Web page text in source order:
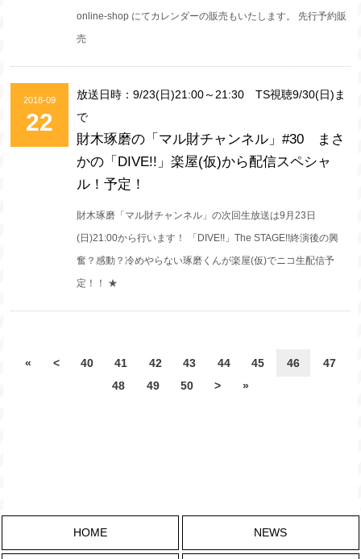
online-shop にてカレンダーの販売もいたします。 先行予約販
売
2018-09
22
放送日時：9/23(日)21:00～21:30 TS視聴9/30(日)ま
で
財木琢磨の「マル財チャンネル」#30 まさ
かの「DIVE!!」楽屋(仮)から配信スペシャ
ル！予定！
財木琢磨「マル財チャンネル」の次回生放送は9月23日
(日)21:00から行います！ 「DIVE!!」The STAGE!!終演後の興
奮？感動？冷めやらない琢磨くんが楽屋(仮)でニコ生配信予
定！！ ★
« < 40 41 42 43 44 45 46
47
48
49 50 > »
HOME NEWS